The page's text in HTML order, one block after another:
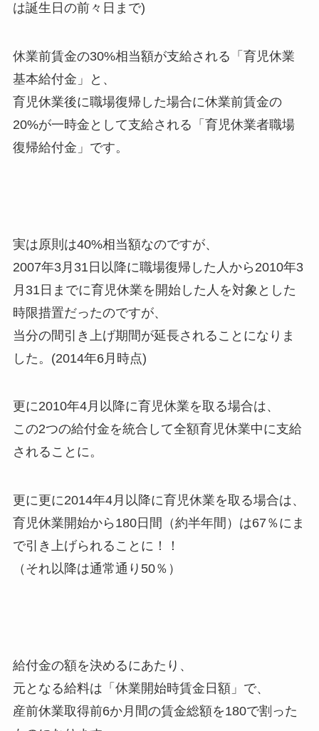
は誕生日の前々日まで)
休業前賃金の30%相当額が支給される「育児休業
基本給付金」と、
育児休業後に職場復帰した場合に休業前賃金の
20%が一時金として支給される「育児休業者職場
復帰給付金」です。
実は原則は40%相当額なのですが、
2007年3月31日以降に職場復帰した人から2010年3
月31日までに育児休業を開始した人を対象とした
時限措置だったのですが、
当分の間引き上げ期間が延長されることになりま
した。(2014年6月時点)
更に2010年4月以降に育児休業を取る場合は、
この2つの給付金を統合して全額育児休業中に支給
されることに。
更に更に2014年4月以降に育児休業を取る場合は、
育児休業開始から180日間（約半年間）は67％にま
で引き上げられることに！！
（それ以降は通常通り50％）
給付金の額を決めるにあたり、
元となる給料は「休業開始時賃金日額」で、
産前休業取得前6か月間の賃金総額を180で割った